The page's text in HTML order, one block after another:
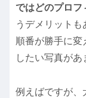
ではどのプロフ
うデメリット
順番が勝手に変
したい写真があ
例えばですが、